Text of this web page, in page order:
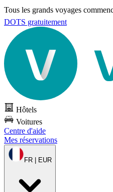
Tous les grands voyages
DOTS gratuitement
Hôtels
Voitures
Centre d'aide
Mes réservations
FR | EUR